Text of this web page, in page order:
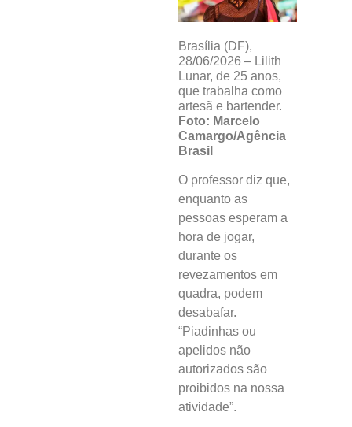
Brasília (DF),
28/06/2026 – Lilith
Lunar, de 25 anos,
que trabalha como
artesã e bartender.
Foto: Marcelo
Camargo/Agência
Brasil
O professor diz que,
enquanto as
pessoas esperam a
hora de jogar,
durante os
revezamentos em
quadra, podem
desabafar.
“Piadinhas ou
apelidos não
autorizados são
proibidos na nossa
atividade”.